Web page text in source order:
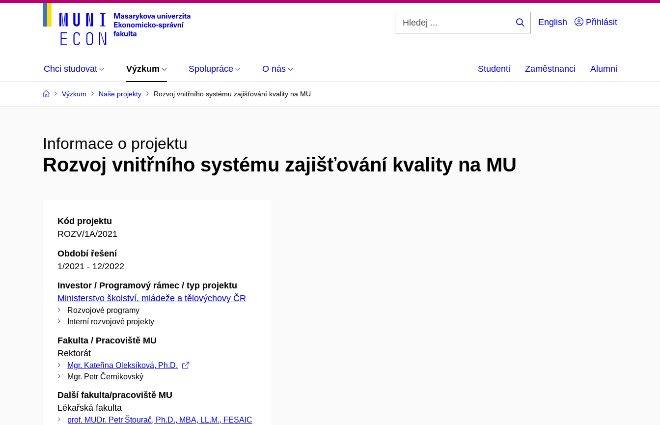
English Přihlásit
Chci studovat Výzkum Spolupráce O nás Studenti Zaměstnanci Alumni
Výzkum Naše projekty Rozvoj vnitřního systému zajišťování kvality na MU
Informace o projektu
Rozvoj vnitřního systému zajišťování kvality na MU
Kód projektu
ROZV/1A/2021
Období řešení
1/2021 - 12/2022
Investor / Programový rámec / typ projektu
Ministerstvo školství, mládeže a tělovýchovy ČR
Rozvojové programy
Interní rozvojové projekty
Fakulta / Pracoviště MU
Rektorát
Mgr. Kateřina Oleksíková, Ph.D.
Mgr. Petr Černikovský
Další fakulta/pracoviště MU
Lékařská fakulta
prof. MUDr. Petr Štourač, Ph.D., MBA, LL.M., FESAIC